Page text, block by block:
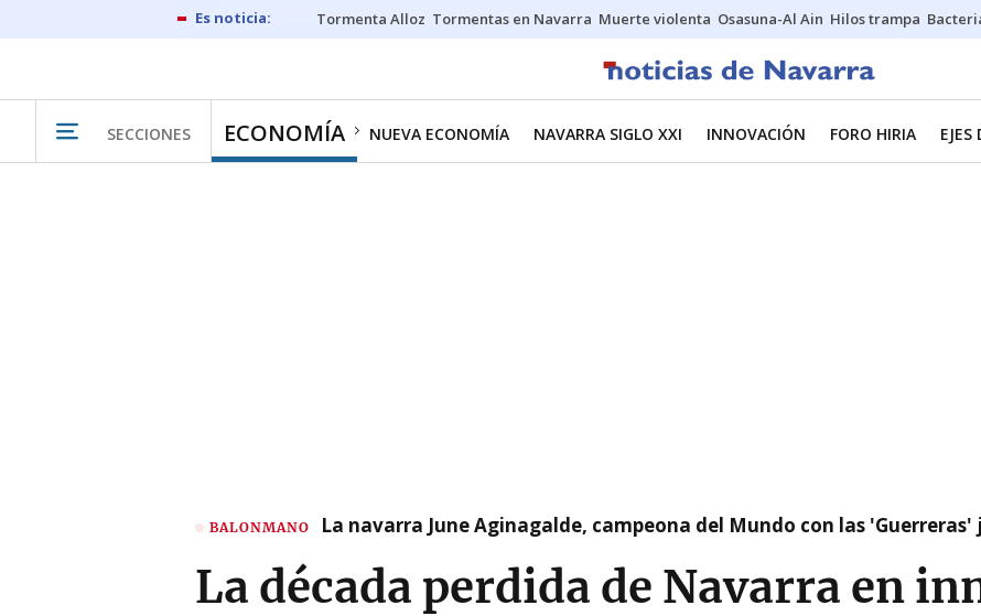
Tormenta Alloz Tormentas en Navarra Muerte violenta Osasuna-Al Ain Hilos trampa
SECCIONES ECONOMÍA NUEVA ECONOMÍA NAVARRA SIGLO XXI INNOVACIÓN FORO HIRIA
BALONMANO La navarra June Aginagalde, campeona del Mundo con las 'Guerreras'
La década perdida de Navarra en